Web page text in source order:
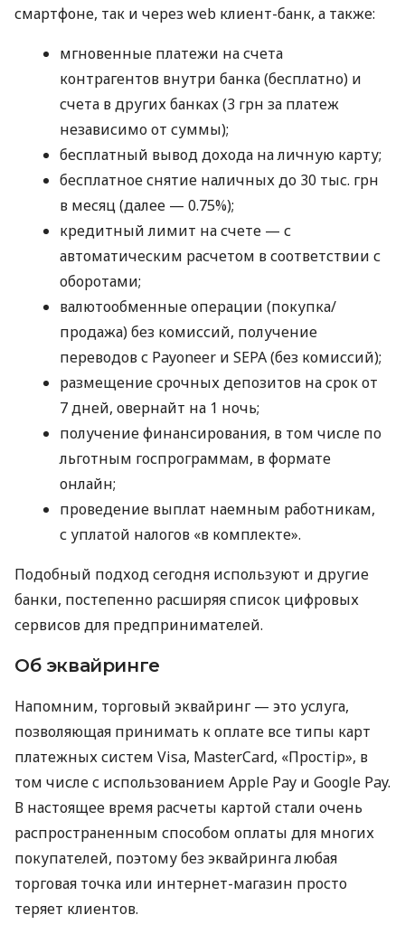
смартфоне, так и через web клиент-банк, а также:
мгновенные платежи на счета
контрагентов внутри банка (бесплатно) и
счета в других банках (3 грн за платеж
независимо от суммы);
бесплатный вывод дохода на личную карту;
бесплатное снятие наличных до 30 тыс. грн
в месяц (далее — 0.75%);
кредитный лимит на счете — с
автоматическим расчетом в соответствии с
оборотами;
валютообменные операции (покупка/
продажа) без комиссий, получение
переводов с Payoneer и SEPA (без комиссий);
размещение срочных депозитов на срок от
7 дней, овернайт на 1 ночь;
получение финансирования, в том числе по
льготным госпрограммам, в формате
онлайн;
проведение выплат наемным работникам,
с уплатой налогов «в комплекте».
Подобный подход сегодня используют и другие
банки, постепенно расширяя список цифровых
сервисов для предпринимателей.
Об эквайринге
Напомним, торговый эквайринг — это услуга,
позволяющая принимать к оплате все типы карт
платежных систем Visa, MasterCard, «Простір», в
том числе с использованием Apple Pay и Google Pay.
В настоящее время расчеты картой стали очень
распространенным способом оплаты для многих
покупателей, поэтому без эквайринга любая
торговая точка или интернет-магазин просто
теряет клиентов.